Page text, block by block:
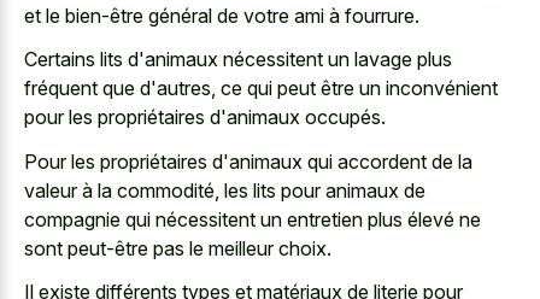
et le bien-être général de votre ami à fourrure.
Certains lits d'animaux nécessitent un lavage plus
fréquent que d'autres, ce qui peut être un inconvénient
pour les propriétaires d'animaux occupés.
Pour les propriétaires d'animaux qui accordent de la
valeur à la commodité, les lits pour animaux de
compagnie qui nécessitent un entretien plus élevé ne
sont peut-être pas le meilleur choix.
Il existe différents types et matériaux de literie pour